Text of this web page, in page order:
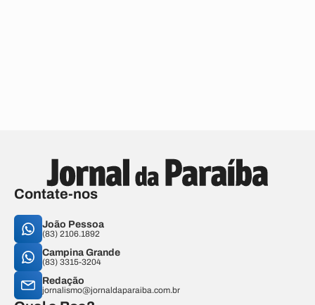
Contate-nos
João Pessoa
(83) 2106.1892
Campina Grande
(83) 3315-3204
Redação
jornalismo@jornaldaparaiba.com.br